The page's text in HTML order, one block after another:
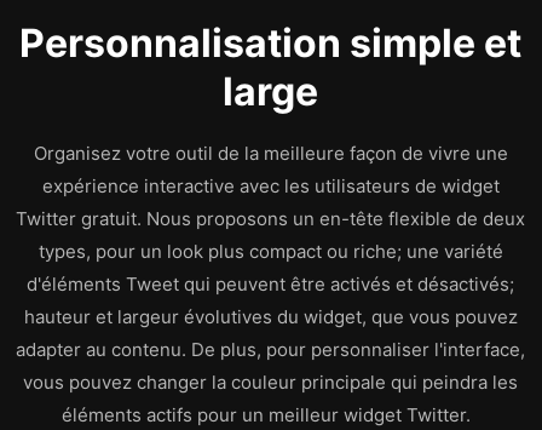
Personnalisation simple et
large
Organisez votre outil de la meilleure façon de vivre une
expérience interactive avec les utilisateurs de widget
Twitter gratuit. Nous proposons un en-tête flexible de deux
types, pour un look plus compact ou riche; une variété
d'éléments Tweet qui peuvent être activés et désactivés;
hauteur et largeur évolutives du widget, que vous pouvez
adapter au contenu. De plus, pour personnaliser l'interface,
vous pouvez changer la couleur principale qui peindra les
éléments actifs pour un meilleur widget Twitter.